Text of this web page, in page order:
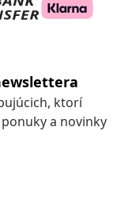
ktorí
a novinky